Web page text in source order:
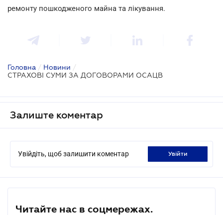
ремонту пошкодженого майна та лікування.
Головна / Новини /
СТРАХОВІ СУМИ ЗА ДОГОВОРАМИ ОСАЦВ
Залиште коментар
Увійдіть, щоб залишити коментар увійти
Читайте нас в соцмережах.